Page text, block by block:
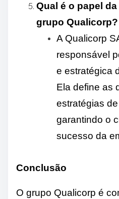
Qual é o papel
grupo Qualicorp?
A Qualicorp
responsável
e estratégica
Ela define as
estratégias
garantindo o
sucesso da
Conclusão
O grupo Qualicorp é